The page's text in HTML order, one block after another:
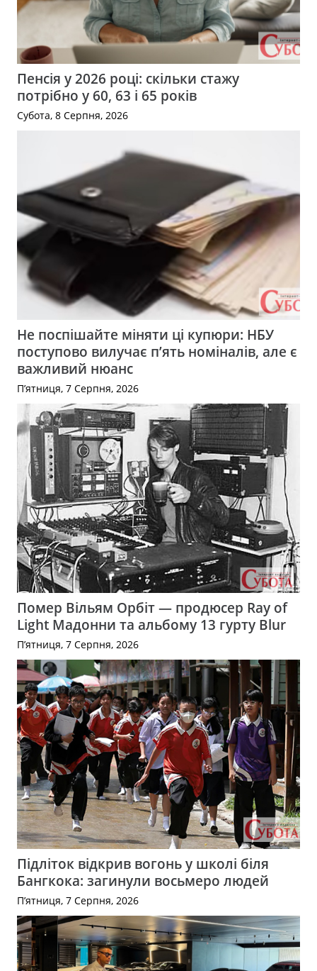
Пенсія у 2026 році: скільки стажу
потрібно у 60, 63 і 65 років
Субота, 8 Серпня, 2026
Не поспішайте міняти ці купюри: НБУ
поступово вилучає п’ять номіналів, але є
важливий нюанс
П’ятниця, 7 Серпня, 2026
Помер Вільям Орбіт — продюсер Ray of
Light Мадонни та альбому 13 гурту Blur
П’ятниця, 7 Серпня, 2026
Підліток відкрив вогонь у школі біля
Бангкока: загинули восьмеро людей
П’ятниця, 7 Серпня, 2026